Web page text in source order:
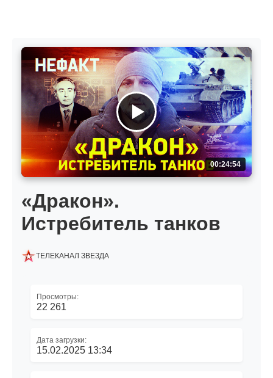
00:24:54
«Дракон».
Истребитель танков
ТЕЛЕКАНАЛ ЗВЕЗДА
Просмотры:
22 261
Дата загрузки:
15.02.2025 13:34